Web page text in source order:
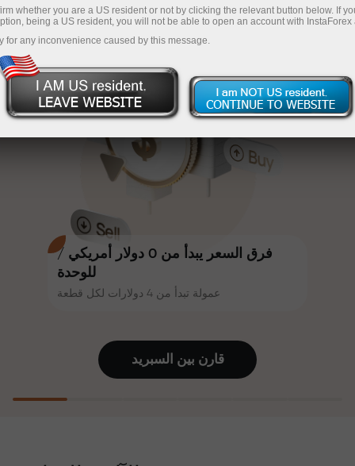
InstaForex
فرق السعر يبدأ من 0 دولار أمريكي /
للوحدة
عمولة تبدأ من 4 دولارات لكل قطعة
فوركس الحصول على مكافأة تصل إلى
30% على إيداعه، والاستفادة من
عروض ترويجية وعروض خاصة أخرى.
تتشارك سرعة المسار وسرعة التداول
نفس القيم. يُضفي أليش لوبرايس
عناصر الحماس والانضباط على عالم
التداول، ويعمل كشريك يُلهم العملاء
لتحقيق أهداف طموحة.
إنستا فوركس على هاتف آيفون أو ماك
بوك أو رحلة أحلامه بمجرد إيداعه مبلغًا
من المال.
جائزة هديتك الشخصية الكبرى
قم بإيداع المبلغ في حسابك باستخدام $333 — اختر هدية
تصل قيمتها إلى $1,500
تداول بدون مخاطرة -
نحن نضمن أرباحك
مكافأة تصل إلى 1000 ضعف - أكبر
قارن بين السبرید
whether you are a US resident or not by clicking the relevant button below. If
being a US resident, you will not be able to open an account with InstaForex
for any inconvenience caused by this message.